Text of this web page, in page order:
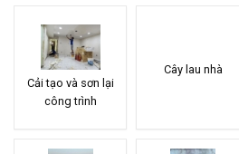
Cải tạo và sơn lại
công trình
Cây lau nhà